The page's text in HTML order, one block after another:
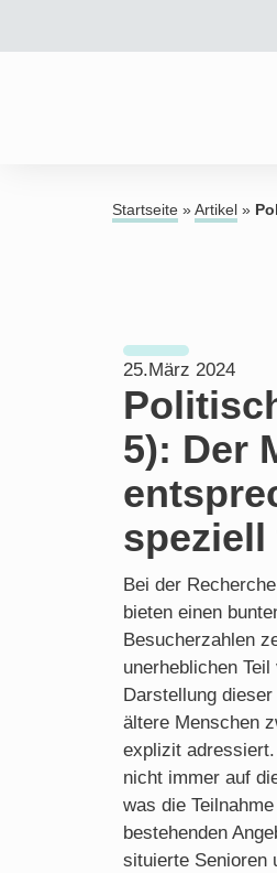
Startseite » Artikel »
25.März 2024
5): Der
speziell
Bei der
bieten einen
Besucherzahlen
unerheblichen
Darstellung
ältere Menschen
explizit
nicht immer auf
was die
bestehenden
situierte Senioren